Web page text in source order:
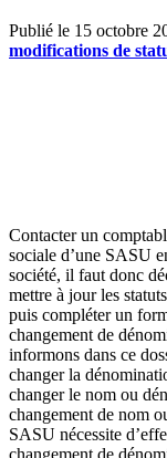
Publié le 15 octobre
modifications de
Contacter un
sociale d’une SASU
société, il faut donc
mettre à jour les
puis compléter un
changement de
informons dans ce
changer la
changer le nom ou
changement de nom
SASU nécessite
changement de